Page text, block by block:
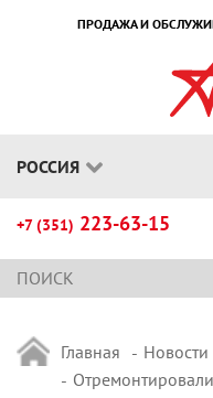
ПРОДАЖА И
РОССИЯ
+7 (351) 223-63-15
Главная
Новости